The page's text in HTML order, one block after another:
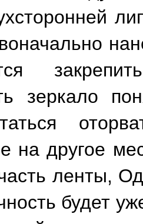
зеркало
на другое
ленты,
будет